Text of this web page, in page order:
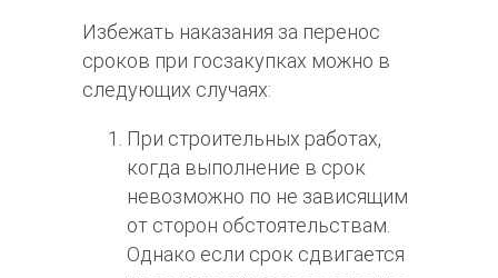
Избежать наказания за перенос
сроков при госзакупках можно в
следующих случаях:
При строительных работах,
когда выполнение в срок
невозможно по не зависящим
от сторон обстоятельствам.
Однако если срок сдвигается